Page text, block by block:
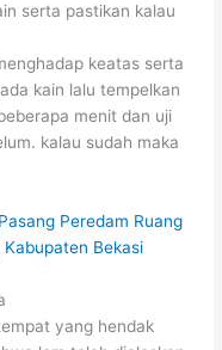
serta pastikan kalau
keatas serta
kain lalu tempelkan
menit dan uji
kalau sudah maka
yang hendak